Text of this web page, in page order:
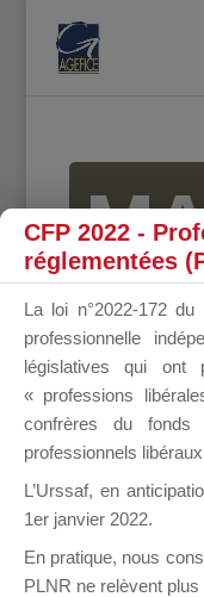
CFP 2022 -
réglementées
La loi n°2022-172
professionnelle
législatives qui ont
« professions
confrères du fonds
professionnels
L’Urssaf, en
1er janvier 2022.
En pratique, nous
PLNR ne relèvent plus